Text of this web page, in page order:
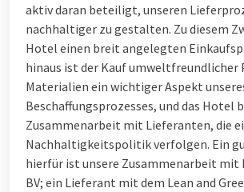
aktiv daran beteiligt, unseren
nachhaltiger zu gestalten. Zu diesem
Hotel einen breit angelegten
hinaus ist der Kauf umweltfreundlicher
Materialien ein wichtiger Aspekt
Beschaffungsprozesses, und das Hotel
Zusammenarbeit mit Lieferanten, die
Nachhaltigkeitspolitik verfolgen. Ein
hierfür ist unsere Zusammenarbeit mit
BV; ein Lieferant mit dem Lean and